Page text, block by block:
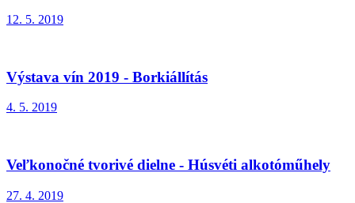
12. 5. 2019
Výstava vín 2019 - Borkiállítás
4. 5. 2019
Veľkonočné tvorivé dielne - Húsvéti alkotóműhely
27. 4. 2019